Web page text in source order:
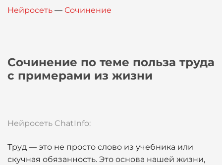
Вход
Нейросеть — Сочинение
Сочинение по теме польза труда
с примерами из жизни
Нейросеть ChatInfo:
Труд — это не просто слово из учебника или
скучная обязанность. Это основа нашей жизни,